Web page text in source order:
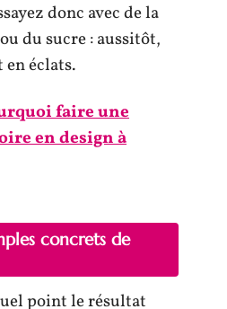
donc avec de la
du sucre : aussitôt,
en éclats.
faire une
en design à
concrets de
point le résultat